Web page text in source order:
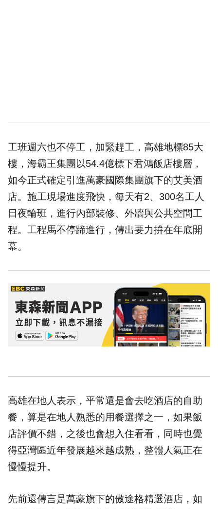
工班週六也不停工，加緊趕工，高雄地標85大
樓，海霸王集團以54.4億標下君鴻飯店樓層，
如今正式確定引進萬豪國際集團旗下的艾美酒
店。施工現場進度飛快，每天有2、300名工人
日夜輪班，進行內部裝修、外牆與公共空間工
程。工程馬不停蹄進行，傳出要力拚在年底開
幕。
高雄在地人表示，平常還是會去吃酒店的自助
餐，算是在地人熟悉的用餐選擇之一，如果飯
店評價不錯，之後也會想入住看看，同時也覺
得亞灣區近年發展越來越成熟，整體人氣正在
慢慢提升。
先前還傳言是萬豪旗下的傲途格精選酒店，如